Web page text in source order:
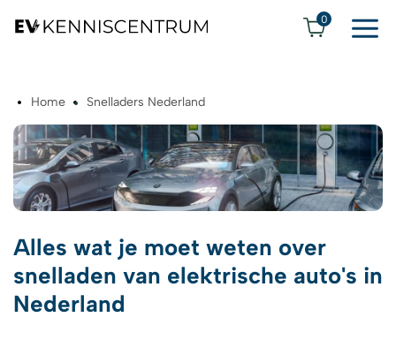
0
Home Snelladers Nederland
Alles wat je moet weten over
snelladen van elektrische auto's in
Nederland